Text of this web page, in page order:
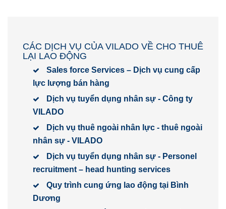
CÁC DỊCH VỤ CỦA VILADO VỀ CHO THUÊ
LẠI LAO ĐỘNG
Sales force Services – Dịch vụ cung cấp
lực lượng bán hàng
Dịch vụ tuyển dụng nhân sự - Công ty
VILADO
Dịch vụ thuê ngoài nhân lực - thuê ngoài
nhân sự - VILADO
Dịch vụ tuyển dụng nhân sự - Personel
recruitment – head hunting services
Quy trình cung ứng lao động tại Bình
Dương